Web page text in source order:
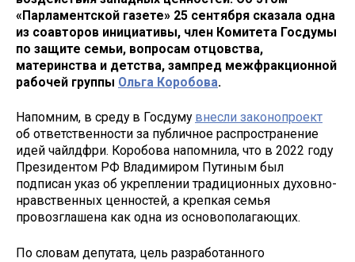
«Парламентской газете» 25 сентября сказала одна
из соавторов инициативы, член Комитета Госдумы
по защите семьи, вопросам отцовства,
материнства и детства, зампред межфракционной
рабочей группы Ольга Коробова.
Напомним, в среду в Госдуму внесли законопроект
об ответственности за публичное распространение
идей чайлдфри. Коробова напомнила, что в 2022 году
Президентом РФ Владимиром Путиным был
подписан указ об укреплении традиционных духовно-
нравственных ценностей, а крепкая семья
провозглашена как одна из основополагающих.
По словам депутата, цель разработанного